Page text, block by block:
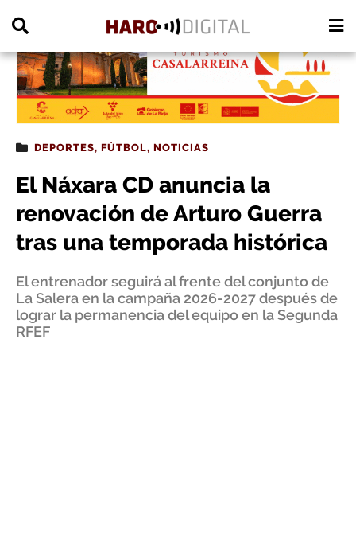
DEPORTES, FÚTBOL, NOTICIAS
El Náxara CD anuncia la
renovación de Arturo Guerra
tras una temporada histórica
El entrenador seguirá al frente del conjunto de
La Salera en la campaña 2026-2027 después de
lograr la permanencia del equipo en la Segunda
RFEF